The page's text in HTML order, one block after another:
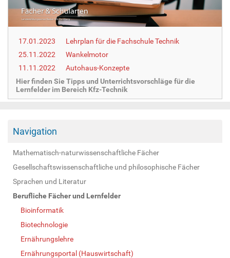
e
r
e
17.01.2023
Lehrplan für die Fachschule Technik
25.11.2022
Wankelmotor
11.11.2022
Autohaus-Konzepte
Hier finden Sie Tipps und Unterrichtsvorschläge für die
Lernfelder im Bereich Kfz-Technik
Navigation
Mathematisch-naturwissenschaftliche Fächer
Gesellschaftswissenschaftliche und philosophische Fächer
Sprachen und Literatur
Berufliche Fächer und Lernfelder
Bioinformatik
Biotechnologie
Ernährungslehre
Ernährungsportal (Hauswirtschaft)